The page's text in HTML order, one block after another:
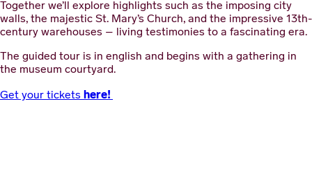
Together we’ll explore highlights such as the imposing city
walls, the majestic St. Mary’s Church, and the impressive 13th-
century warehouses – living testimonies to a fascinating era.
The guided tour is in english and begins with a gathering in
the museum courtyard.
Get your tickets here!